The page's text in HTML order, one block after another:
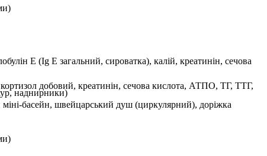
Е (Ig E загальний, сироватка), калій, креатинін, сечова
наднирники)
кортизол добовий, креатинін, сечова кислота, АТПО, ТГ, ТТГ,
міні-басейн, швейцарський душ (циркулярний), доріжка